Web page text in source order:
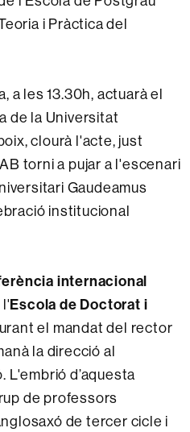
i Pràctica del
a les 13.30h, actuarà el
de la Universitat
clourà l'acte, just
torni a pujar a l'escenari
Gaudeamus
institucional
internacional
l'Escola de Doctorat i
el mandat del rector
la direcció al
d’aquesta
de professors
de tercer cicle i